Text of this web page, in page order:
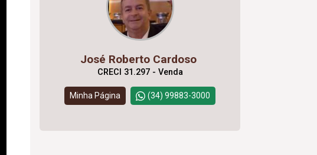
José Roberto Cardoso
CRECI 31.297 - Venda
Minha Página (34) 99883-3000